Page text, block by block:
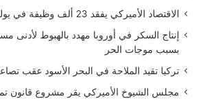
يعد المشغل في الأساس
الرئيسية. إنه البرنامجالذي
المستخدم الخاصة بجهازك.
د
ي
ل
ح
الاقتصاد الأميركي يفقد 23 ألف وظيفة في يوليو خلافاً للتوقعات
إنتاج السكر في أوروبا مهدد بالهبوط لأدنى
بسبب موجات الحر
تركيا تقيد الملاحة في البحر الأسود عقب
مجلس الشيوخ الأميركي يقر مشروع قانون